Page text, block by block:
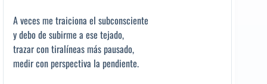
A veces me traiciona el subconsciente
y debo de subirme a ese tejado,
trazar con tiralíneas más pausado,
medir con perspectiva la pendiente.